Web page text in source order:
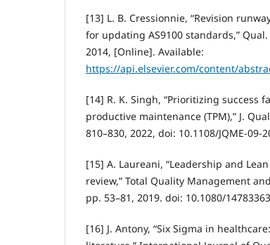
[13] L. B. Cressionnie, “Revision
for updating AS9100 standards,”
2014, [Online]. Available:
https://api.elsevier.com/content/
[14] R. K. Singh, “Prioritizing success
productive maintenance (TPM),” J.
810–830, 2022, doi: 10.1108/JQME-09-
[15] A. Laureani, “Leadership and
review,” Total Quality Management
pp. 53–81, 2019. doi: 10.1080/
[16] J. Antony, “Six Sigma in